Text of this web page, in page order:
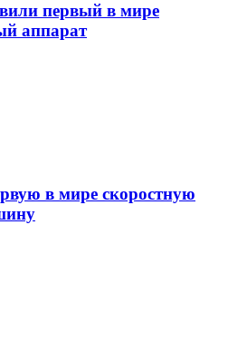
первый в мире
аппарат
в мире скоростную